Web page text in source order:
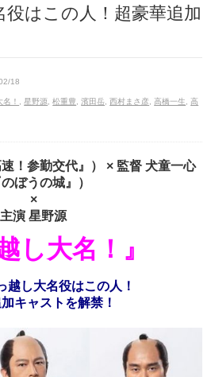
役はこの人！超豪華追加
18
！ ,星野源 ,松重豊 ,濱田岳 ,西村まさ彦 ,高橋一生 ,高
！参勤交代』） × 監督 犬童一心
のぼうの城』）
×
主演 星野源
し大名！』
越し大名役はこの人！
キャストを解禁！